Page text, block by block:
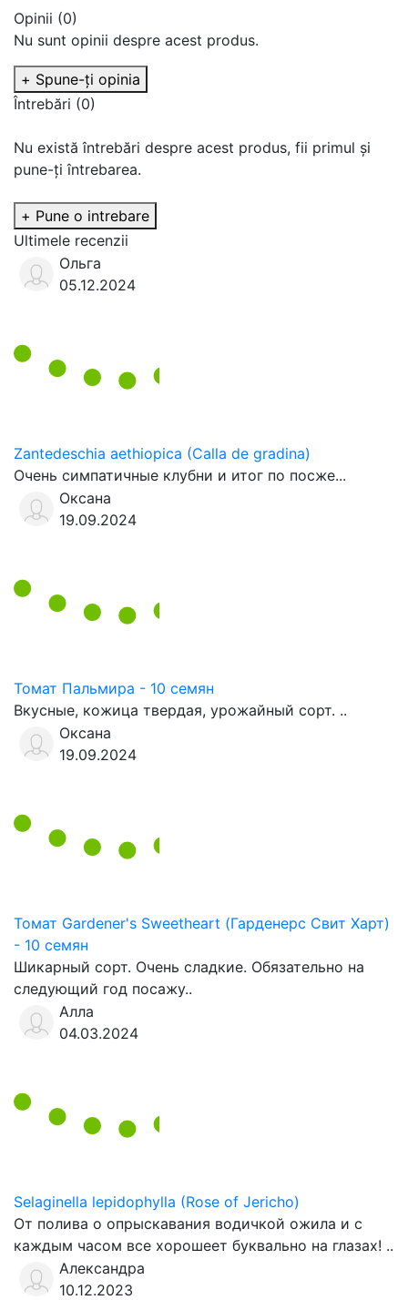
Opinii (0)
Nu sunt opinii despre acest produs.
+ Spune-ţi opinia
Întrebări (0)
Nu există întrebări despre acest produs, fii primul și
pune-ți întrebarea.
+ Pune o intrebare
Ultimele recenzii
Ольга
05.12.2024
Zantedeschia aethiopica (Calla de gradina)
Очень симпатичные клубни и итог по посже...
Оксана
19.09.2024
Томат Пальмира - 10 семян
Вкусные, кожица твердая, урожайный сорт. ..
Оксана
19.09.2024
Томат Gardener's Sweetheart (Гарденерс Свит Харт)
- 10 семян
Шикарный сорт. Очень сладкие. Обязательно на
следующий год посажу..
Алла
04.03.2024
Selaginella lepidophylla (Rose of Jericho)
От полива о опрыскавания водичкой ожила и с
каждым часом все хорошеет буквально на глазах! ..
Александра
10.12.2023